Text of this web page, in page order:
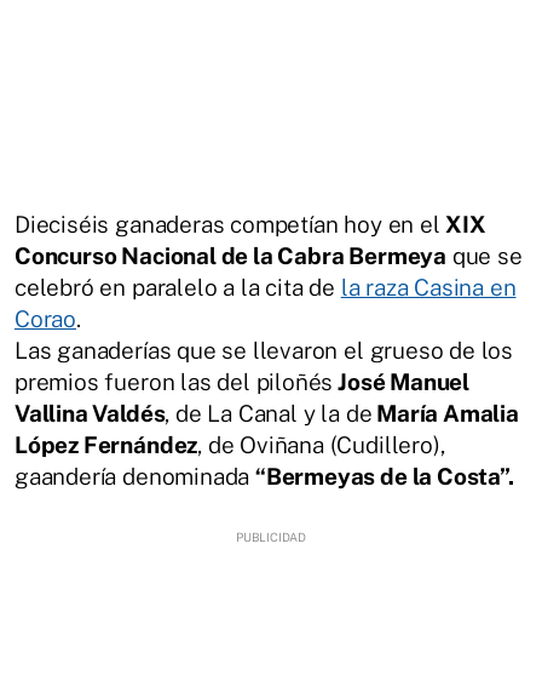
Dieciséis ganaderas competían hoy en el XIX
Concurso Nacional de la Cabra Bermeya que se
celebró en paralelo a la cita de la raza Casina en
Corao.
Las ganaderías que se llevaron el grueso de los
premios fueron las del piloñés José Manuel
Vallina Valdés, de La Canal y la de María Amalia
López Fernández, de Oviñana (Cudillero),
gaandería denominada“Bermeyas de la Costa”.